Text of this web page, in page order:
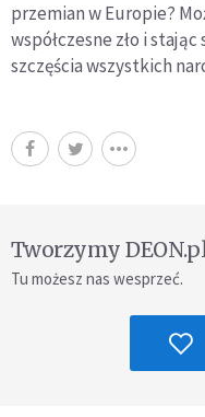
przemian w Europie?
współczesne zło i
szczęścia wszystkich
Tworzymy
Tu możesz nas wesprzeć.